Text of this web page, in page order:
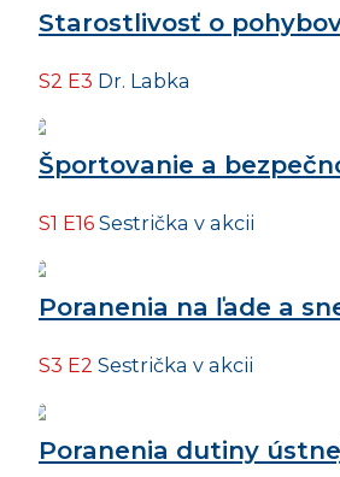
Starostlivosť o
S2 E3 Dr. Labka
Športovanie a
S1 E16 Sestrička v akcii
Poranenia na ľade a
S3 E2 Sestrička v akcii
Poranenia dutiny